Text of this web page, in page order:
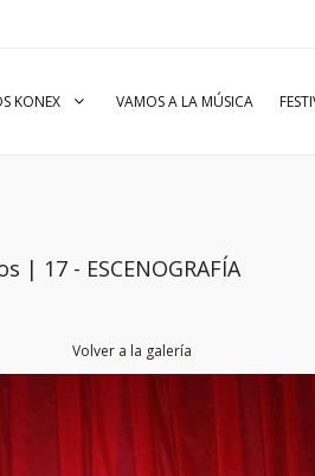
KONEX VAMOS A LA MÚSICA
| 17 - ESCENOGRAFÍA
Volver a la galería